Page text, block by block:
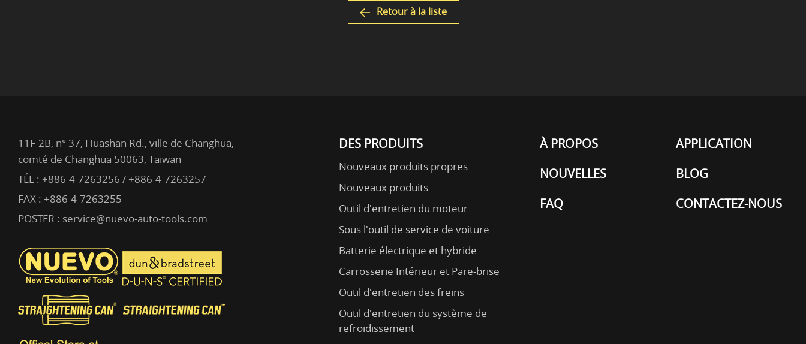
Retour à la liste
DES PRODUITS
Nouveaux produits propres
Nouveaux produits
Outil d'entretien du moteur
Sous l'outil de service de voiture
Batterie électrique et hybride
Carrosserie Intérieur et Pare-brise
Outil d'entretien des freins
Outil d'entretien du système de
refroidissement
À PROPOS
APPLICATION
NOUVELLES
BLOG
FAQ
CONTACTEZ-NOUS
11F-2B, n° 37, Huashan Rd., ville de Changhua,
comté de Changhua 50063, Taïwan
TÉL : +886-4-7263256 / +886-4-7263257
FAX : +886-4-7263255
POSTER : service@nuevo-auto-tools.com